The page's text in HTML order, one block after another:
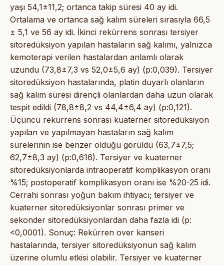
yaşı 54,1±11,2; ortanca takip süresi 40 ay idi.
Ortalama ve ortanca sağ kalım süreleri sırasıyla 66,5
± 5,1 ve 56 ay idi. İkinci rekürrens sonrası tersiyer
sitoredüksiyon yapılan hastaların sağ kalımı, yalnızca
kemoterapi verilen hastalardan anlamlı olarak
uzundu (73,8±7,3 vs 52,0±5,6 ay) (p:0,039). Tersiyer
sitoredüksiyon hastalarında, platin duyarlı olanların
sağ kalım süresi dirençli olanlardan daha uzun olarak
tespit edildi (78,8±8,2 vs 44,4±6,4 ay) (p:0,121).
Üçüncü rekürrens sonrası kuaterner sitoredüksiyon
yapılan ve yapılmayan hastaların sağ kalım
sürelerinin ise benzer olduğu görüldü (63,7±7,5;
62,7±8,3 ay) (p:0,616). Tersiyer ve kuaterner
sitoredüksiyonlarda intraoperatif komplikasyon oranı
%15; postoperatif komplikasyon oranı ise %20-25 idi.
Cerrahi sonrası yoğun bakım ihtiyacı; tersiyer ve
kuaterner sitoredüksiyonlar sonrası primer ve
sekonder sitoredüksiyonlardan daha fazla idi (p:
<0,0001). Sonuç: Rekürren over kanseri
hastalarında, tersiyer sitoredüksiyonun sağ kalım
üzerine olumlu etkisi olabilir. Tersiyer ve kuaterner